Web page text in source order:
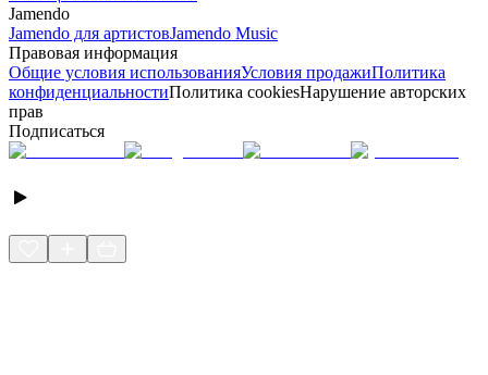
Jamendo
Jamendo для артистовJamendo Music
Правовая информация
Общие условия использованияУсловия продажиПолитика
конфиденциальностиПолитика cookiesНарушение авторских
прав
Подписаться